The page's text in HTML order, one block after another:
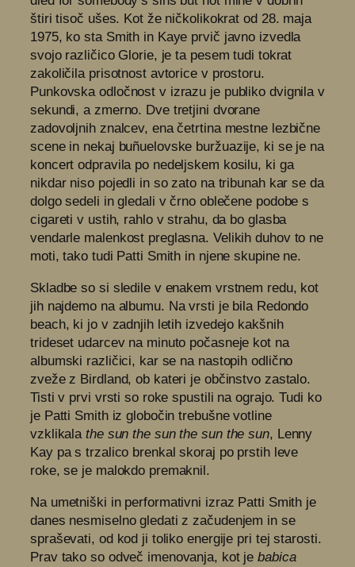
štiri tisoč ušes. Kot že ničkolikokrat od 28. maja
1975, ko sta Smith in Kaye prvič javno izvedla
svojo različico Glorie, je ta pesem tudi tokrat
zakoličila prisotnost avtorice v prostoru.
Punkovska odločnost v izrazu je publiko dvignila v
sekundi, a zmerno. Dve tretjini dvorane
zadovoljnih znalcev, ena četrtina mestne lezbične
scene in nekaj buñuelovske buržuazije, ki se je na
koncert odpravila po nedeljskem kosilu, ki ga
nikdar niso pojedli in so zato na tribunah kar se da
dolgo sedeli in gledali v črno oblečene podobe s
cigareti v ustih, rahlo v strahu, da bo glasba
vendarle malenkost preglasna. Velikih duhov to ne
moti, tako tudi Patti Smith in njene skupine ne.
Skladbe so si sledile v enakem vrstnem redu, kot
jih najdemo na albumu. Na vrsti je bila Redondo
beach, ki jo v zadnjih letih izvedejo kakšnih
trideset udarcev na minuto počasneje kot na
albumski različici, kar se na nastopih odlično
zveže z Birdland, ob kateri je občinstvo zastalo.
Tisti v prvi vrsti so roke spustili na ograjo. Tudi ko
je Patti Smith iz globočin trebušne votline
vzklikalathe sun the sun the sun the sun, Lenny
Kay pa s trzalico brenkal skoraj po prstih leve
roke, se je malokdo premaknil.
Na umetniški in performativni izraz Patti Smith je
danes nesmiselno gledati z začudenjem in se
spraševati, od kod ji toliko energije pri tej starosti.
Prav tako so odveč imenovanja, kot jebabica